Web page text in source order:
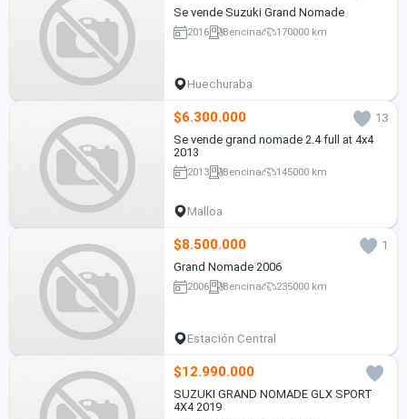
Se vende Suzuki Grand Nomade
2016 Bencina 170000 km
Huechuraba
$6.300.000
13
Se vende grand nomade 2.4 full at 4x4
2013
2013 Bencina 145000 km
Malloa
$8.500.000
1
Grand Nomade 2006
2006 Bencina 235000 km
Estación Central
$12.990.000
SUZUKI GRAND NOMADE GLX SPORT
4X4 2019